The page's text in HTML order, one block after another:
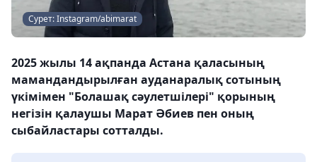
Сурет: Instagram/abimarat
2025 жылы 14 ақпанда Астана қаласының
мамандандырылған ауданаралық сотының
үкімімен "Болашақ сәулетшілері" қорының
негізін қалаушы Марат Әбиев пен оның
сыбайластары сотталды.